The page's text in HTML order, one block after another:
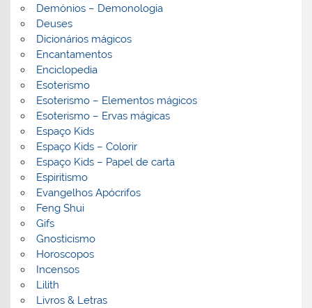
Demónios – Demonologia
Deuses
Dicionários mágicos
Encantamentos
Enciclopedia
Esoterismo
Esoterismo – Elementos mágicos
Esoterismo – Ervas mágicas
Espaço Kids
Espaço Kids – Colorir
Espaço Kids – Papel de carta
Espiritismo
Evangelhos Apócrifos
Feng Shui
Gifs
Gnosticismo
Horoscopos
Incensos
Lilith
Livros & Letras